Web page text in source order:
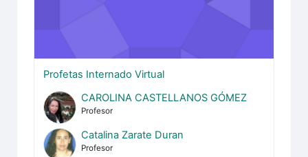
Profetas Internado Virtual
CAROLINA CASTELLANOS GÓMEZ
Profesor
Catalina Zarate Duran
Profesor